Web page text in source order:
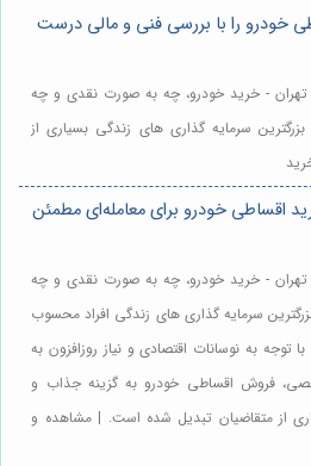
خودرو را با بررسی فنی و مالی درست
- خرید خودرو، چه به صورت نقدی و چه
سرمایه گذاری های زندگی بسیاری از
اقساطی خودرو برای معامله‌ای مطمئن
- خرید خودرو، چه به صورت نقدی و چه
سرمایه گذاری های زندگی افراد محسوب
توجه به نوسانات اقتصادی و نیاز روزافزون به
فروش اقساطی خودرو به گزینه جذاب و
از متقاضیان تبدیل شده است. | مشاهده و